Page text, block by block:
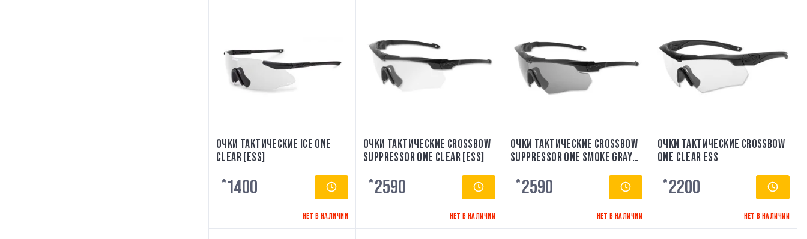
ОЧКИ ТАКТИЧЕСКИЕ ICE ONE
CLEAR [ESS]
₴ 1400
НЕТ В НАЛИЧИИ
ОЧКИ ТАКТИЧЕСКИЕ CROSSBOW
SUPPRESSOR ONE CLEAR [ESS]
₴ 2590
НЕТ В НАЛИЧИИ
ОЧКИ ТАКТИЧЕСКИЕ CROSSBOW
SUPPRESSOR ONE SMOKE GRAY
₴ 2590
НЕТ В НАЛИЧИИ
ОЧКИ ТАКТИЧЕСКИЕ CROSSBOW
ONE CLEAR ESS
₴ 2200
НЕТ В НАЛИЧИИ